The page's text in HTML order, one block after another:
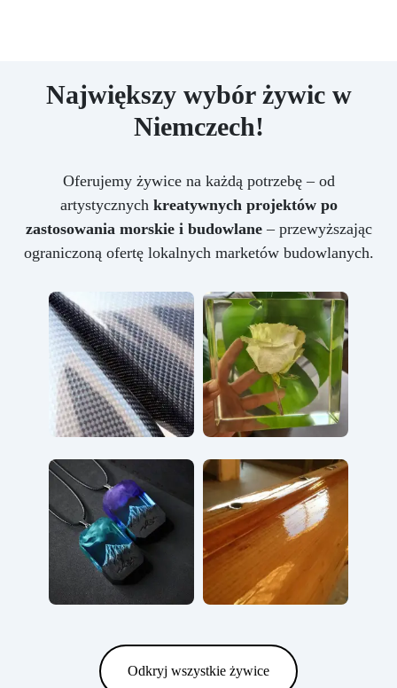
Największy wybór żywic w
Niemczech!
Oferujemy żywice na każdą potrzebę – od
artystycznych kreatywnych projektów po
zastosowania morskie i budowlane– przewyższając
ograniczoną ofertę lokalnych marketów budowlanych.
Odkryj wszystkie żywice